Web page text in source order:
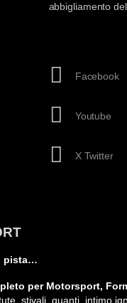
abbigliamento
Facebook
Youtube
X Twitter
pista…
per Motorsport,
stivali, guanti, intimo